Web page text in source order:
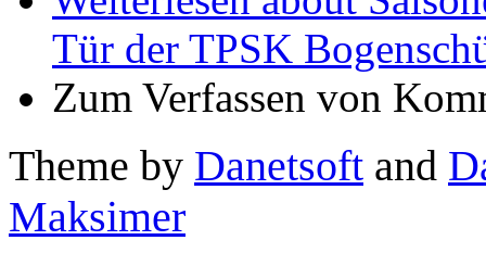
Tür der TPSK
Zum Verfassen von
Theme by Danetsoft and
Maksimer